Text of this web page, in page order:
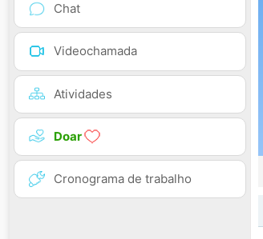
Chat
Videochamada
Atividades
Doar
Cronograma de trabalho